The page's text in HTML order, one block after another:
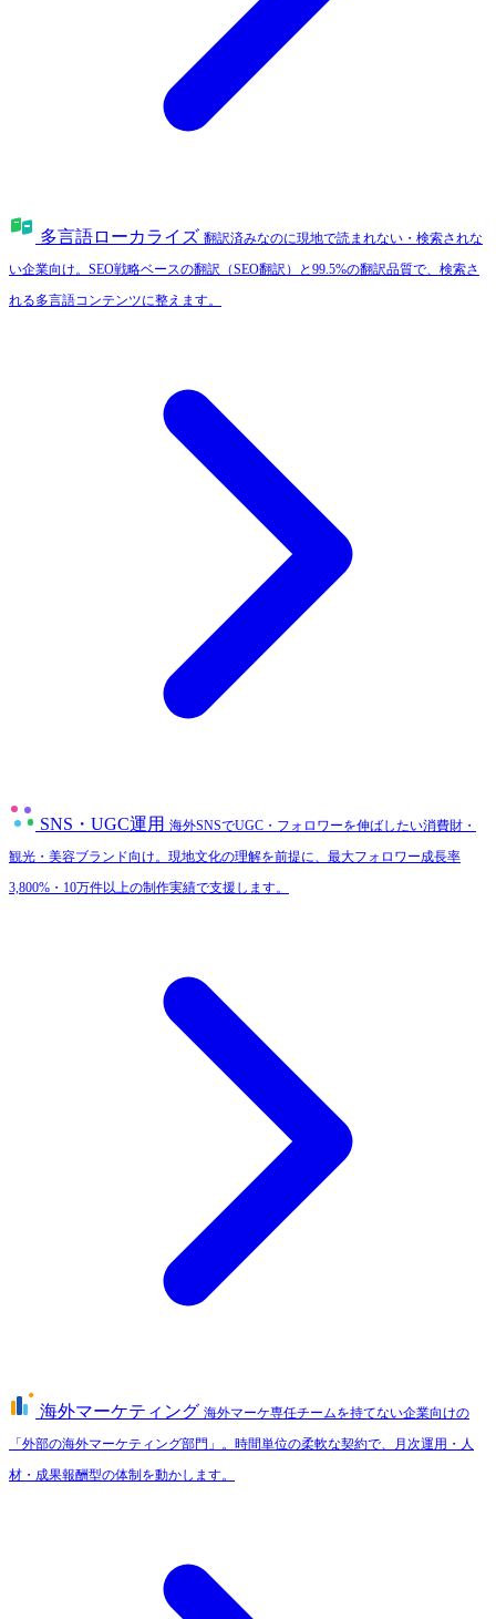
多言語ローカライズ 翻訳済みなのに現地で読まれない・検索されな
い企業向け。SEO戦略ベースの翻訳（SEO翻訳）と99.5%の翻訳品質で、検索さ
れる多言語コンテンツに整えます。
SNS・UGC運用 海外SNSでUGC・フォロワーを伸ばしたい消費財・
観光・美容ブランド向け。現地文化の理解を前提に、最大フォロワー成長率
3,800%・10万件以上の制作実績で支援します。
海外マーケティング 海外マーケ専任チームを持てない企業向けの
「外部の海外マーケティング部門」。時間単位の柔軟な契約で、月次運用・人
材・成果報酬型の体制を動かします。